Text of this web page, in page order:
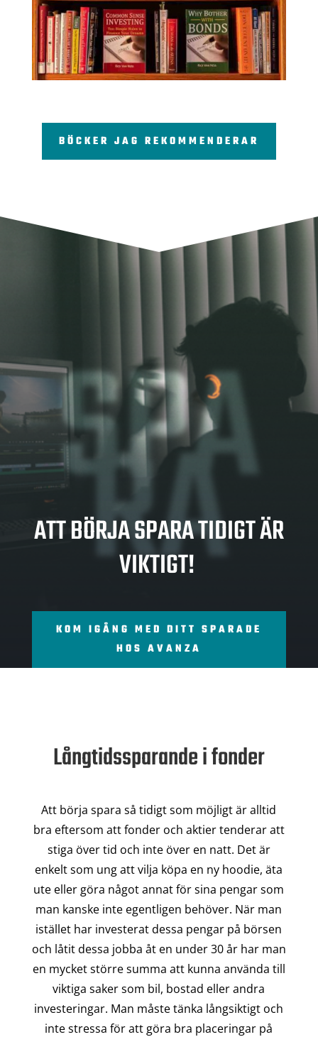
BÖCKER JAG REKOMMENDERAR
SPA
RA
ATT BÖRJA SPARA TIDIGT ÄR
VIKTIGT!
KOM IGÅNG MED DITT SPARADE
HOS AVANZA
Långtidssparande i fonder
Att börja spara så tidigt som möjligt är alltid
bra eftersom att fonder och aktier tenderar att
stiga över tid och inte över en natt. Det är
enkelt som ung att vilja köpa en ny hoodie, äta
ute eller göra något annat för sina pengar som
man kanske inte egentligen behöver. När man
istället har investerat dessa pengar på börsen
och låtit dessa jobba åt en under 30 år har man
en mycket större summa att kunna använda till
viktiga saker som bil, bostad eller andra
investeringar. Man måste tänka långsiktigt och
inte stressa för att göra bra placeringar på